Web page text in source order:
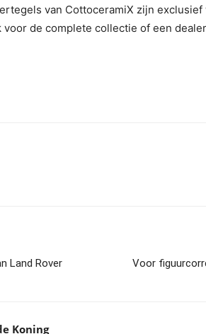
van CottoceramiX zijn
voor de complete collectie of een
Land Rover Voor
Koning